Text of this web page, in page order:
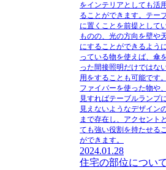
をインテリアとしても活
ることができます。 テー
に置くことを前提として
ものの、光の方向を壁や
にすることができるよう
っている物を使えば、傘
った間接照明だけではな
用をすることも可能です
ファイバーを使った物や
見すればテーブルランプ
見えないようなデザイン
まで存在し、アクセント
ても強い役割を持たせる
ができます。
2024.01.28
住宅の部位について